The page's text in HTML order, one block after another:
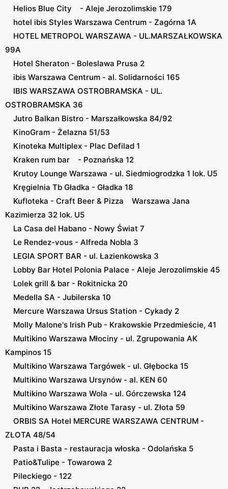
Helios Blue City - Aleje Jerozolimskie 179
hotel ibis Styles Warszawa Centrum - Zagórna 1A
HOTEL METROPOL WARSZAWA - UL.MARSZAŁKOWSKA
99A
Hotel Sheraton - Boleslawa Prusa 2
ibis Warszawa Centrum - al. Solidarności 165
IBIS WARSZAWA OSTROBRAMSKA - UL.
OSTROBRAMSKA 36
Jutro Balkan Bistro - Marszałkowska 84/92
KinoGram - Żelazna 51/53
Kinoteka Multiplex - Plac Defilad 1
Kraken rum bar - Poznańska 12
Krutoy Lounge Warszawa - ul. Siedmiogrodzka 1 lok. U5
Kręgielnia Tb Gładka - Gładka 18
Kufloteka - Craft Beer & Pizza Warszawa Jana
Kazimierza 32 lok. U5
La Casa del Habano - Nowy Świat 7
Le Rendez-vous - Alfreda Nobla 3
LEGIA SPORT BAR - ul. Łazienkowska 3
Lobby Bar Hotel Polonia Palace - Aleje Jerozolimskie 45
Lolek grill & bar - Rokitnicka 20
Medella SA - Jubilerska 10
Mercure Warszawa Ursus Station - Cykady 2
Molly Malone's Irish Pub - Krakowskie Przedmieście, 41
Multikino Warszawa Młociny - ul. Zgrupowania AK
Kampinos 15
Multikino Warszawa Targówek - ul. Głębocka 15
Multikino Warszawa Ursynów - al. KEN 60
Multikino Warszawa Wola - ul. Górczewska 124
Multikino Warszawa Złote Tarasy - ul. Złota 59
ORBIS SA Hotel MERCURE WARSZAWA CENTRUM -
ZŁOTA 48/54
Pasta i Basta - restauracja włoska - Odolańska 5
Patio&Tulipe - Towarowa 2
Pileckiego - 122